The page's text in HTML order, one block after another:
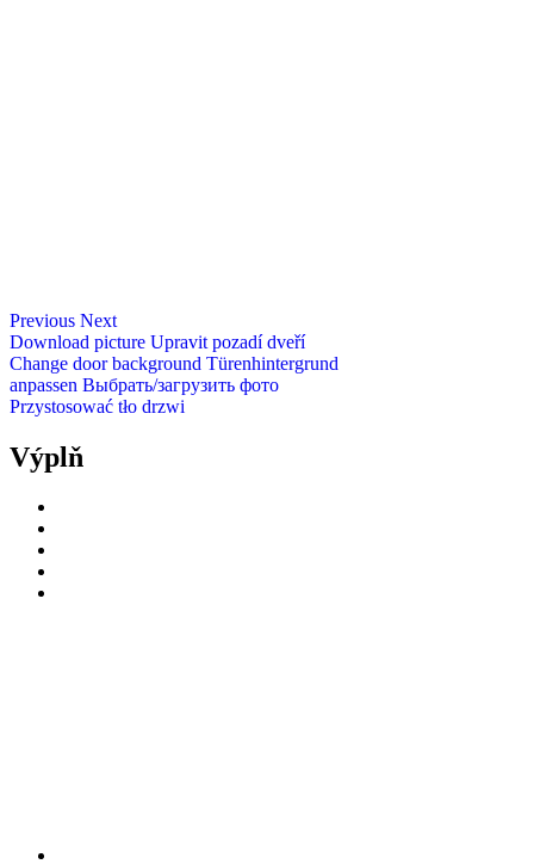
Previous Next
Download picture Upravit pozadí dveří
Change door background Türenhintergrund
anpassen Выбрать/загрузить фото
Przystosować tło drzwi
Výplň